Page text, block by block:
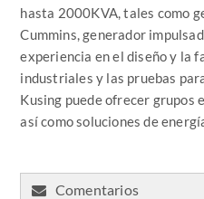
hasta 2000KVA, tales como
Cummins, generador
experiencia en el diseño y la
industriales y las pruebas
Kusing puede ofrecer grupos
así como soluciones de
Comentarios